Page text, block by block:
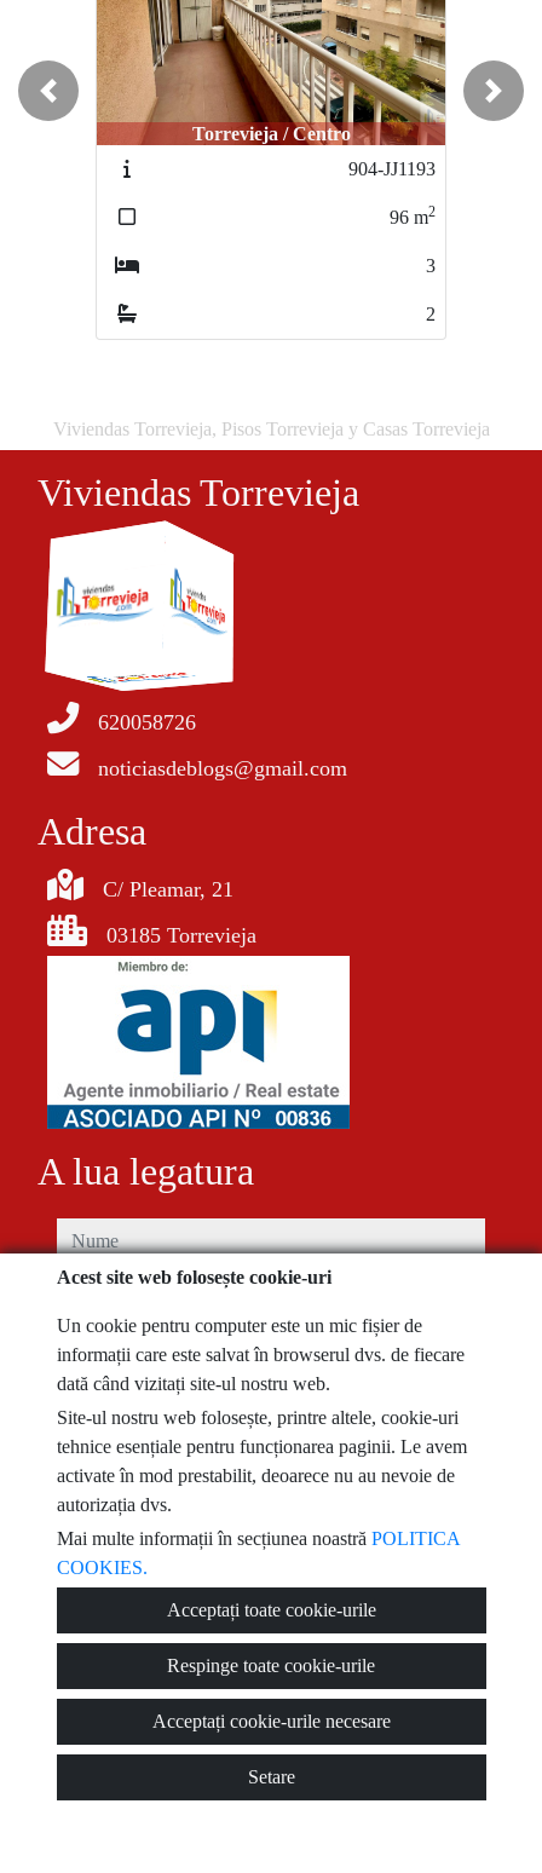
Torrevieja / Centro
904-JJ1193
Torrevieja / Centro
956-32575
Previous Next
Viviendas Torrevieja, Pisos Torrevieja y Casas Torrevieja
Viviendas Torrevieja
620058726
noticiasdeblogs@gmail.com
Adresa
C/ Pleamar, 21
03185 Torrevieja
A lua legatura
nume
e-mail
Am citit și accept condițiile de utilizare
mesaj
Trimite
Acest site web folosește cookie-uri
Un cookie pentru computer este un mic fișier de
informații care este salvat în browserul dvs. de fiecare
dată când vizitați site-ul nostru web.
Site-ul nostru web folosește, printre altele, cookie-uri
tehnice esențiale pentru funcționarea paginii. Le avem
activate în mod prestabilit, deoarece nu au nevoie de
autorizația dvs.
Mai multe informații în secțiunea noastră POLITICA
COOKIES.
Acceptați toate cookie-urile
Respinge toate cookie-urile
Acceptați cookie-urile necesare
Setare